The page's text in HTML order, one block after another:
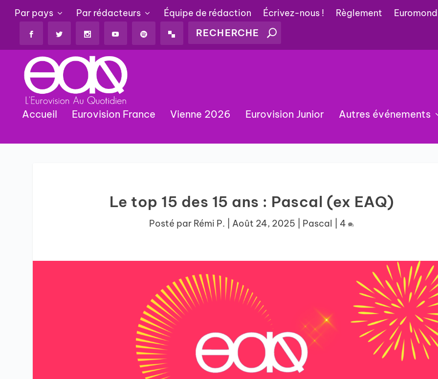
Par pays Par rédacteurs Équipe de rédaction Écrivez-nous ! Règlement
Accueil Eurovision France Vienne 2026 Eurovision Junior Autres événements
Le top 15 des 15 ans : Pascal (ex EAQ)
Posté par Rémi P. Août 24, 2025 Pascal 4